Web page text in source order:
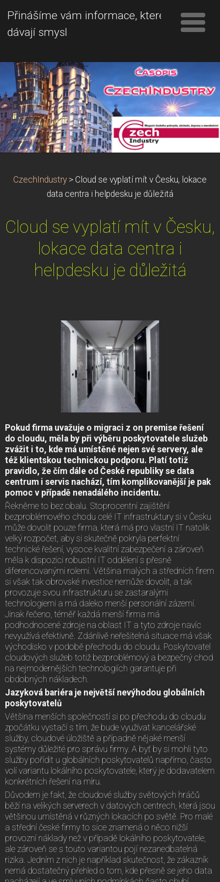
Přinášíme vám informace, které
dávají smysl
CzechIndustry > Cloud se vyplatí mít v Česku, lokace
data centra i helpdesku je důležitá
Cloud se vyplatí mít v Česku,
lokace data centra i
helpdesku je důležitá
Pokud firma uvažuje o migraci z on premise řešení
do cloudu, měla by při výběru poskytovatele služeb
zvážit i to, kde má umístěné nejen své servery, ale
též klientskou technickou podporu. Platí totiž
pravidlo, že čím dále od České republiky se data
centrum i servis nachází, tím komplikovanější je pak
pomoc v případě nenadálého incidentu.
Řekněme to bez obalu. Stoprocentní zajištění
bezproblémového chodu celé IT infrastruktury si v Česku
může dovolit pouze firma, která má pro vlastní IT natolik
velký rozpočet, aby si skutečně pokryla perfektní
technické řešení, vysoce kvalitní zabezpečení a zároveň
měla k dispozici robustní IT oddělení s přesně
diferencovanými rolemi. Většina malých a středních firem
si však tak obrovské investice nemůže dovolit, a tak
provozuje svou infrastrukturu se zastaralými
technologiemi a má daleko menší personální zázemí.
Jinak řečeno, téměř každá menší firma má
podhodnocené zdroje na oblast IT a tyto zdroje navíc
nevyužívá efektivně. Zdánlivě neřešitelná situace má však
východisko v podobě přechodu do cloudu. Poskytovatel
cloudových služeb totiž bezproblémový a bezpečný chod
na nejmodernějších technologiích garantuje při
obdobných nákladech.
Jazyková bariéra je největší nevýhodou globálních
poskytovatelů
Většina menších společností si po přechodu do cloudu
zpočátku vystačí s tím, že bude využívat kancelářské
služby, cloudové úložiště a případně nějaké menší
systémy důležité pro správu firmy. A byť by si mohli tyto
služby pořídit u globálních poskytovatelů napřímo, často
volí variantu lokálního poskytovatele, který je dodavatelem
konkrétních řešení na míru.
Důvodem je fakt, že cloudové služby světových hráčů
běží na velikých serverech v datových centrech, která jsou
většinou umístěná v různých lokacích po světě. Pro malé
a střední české firmy to sice znamená o něco nižší
provozní náklady než v případě lokálního poskytovatele,
ale zároveň se s touto variantou pojí nezanedbatelná
rizika. Jedním z nich je například skutečnost, že zákazník
nemá dostatečný přehled o tom, kde přesně se jeho data